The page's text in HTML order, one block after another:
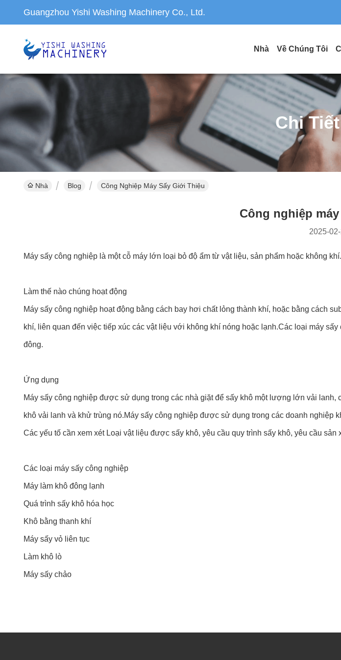
Guangzhou Yishi Washing Machinery Co., Ltd.
Nhà Về Chúng Tôi
Chi
Nhà Blog Công Nghiệp Máy Sấy Giới Thiệu
Công nghiệp
2025-
Máy sấy công nghiệp là một cỗ máy lớn loại bỏ độ ẩm từ vật liệu, sản phẩm hoặc không khí.
Làm thế nào chúng hoạt động
Máy sấy công nghiệp hoạt động bằng cách bay hơi chất lỏng thành khí, hoặc bằng cách
khí, liên quan đến việc tiếp xúc các vật liệu với không khí nóng hoặc lạnh.Các loại máy sấy
đông.
Ứng dụng
Máy sấy công nghiệp được sử dụng trong các nhà giặt để sấy khô một lượng lớn vải lanh,
khô vải lanh và khử trùng nó.Máy sấy công nghiệp được sử dụng trong các doanh nghiệp
Các yếu tố cần xem xét Loại vật liệu được sấy khô, yêu cầu quy trình sấy khô, yêu cầu
Các loại máy sấy công nghiệp
Máy làm khô đông lạnh
Quá trình sấy khô hóa học
Khô bằng thanh khí
Máy sấy vỏ liên tục
Làm khô lò
Máy sấy chảo